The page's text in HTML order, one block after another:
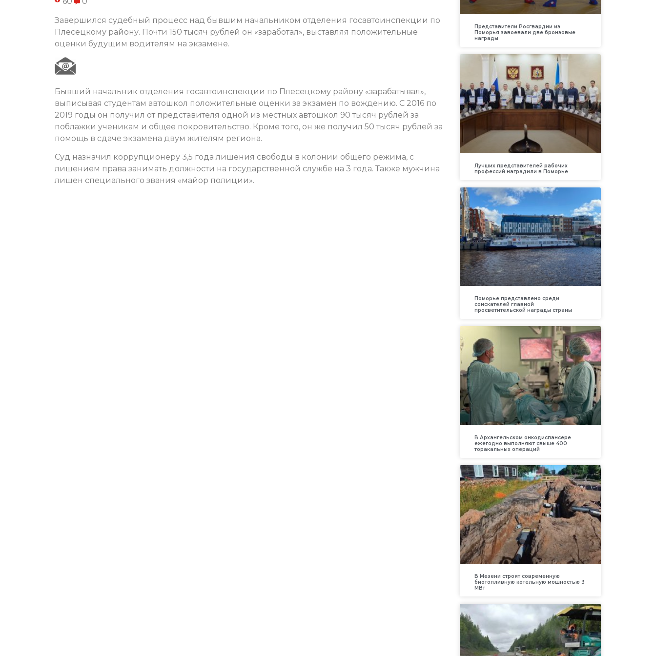
Завершился судебный процесс над бывшим начальником отделения госавтоинспекции по
Плесецкому району. Почти 150 тысяч рублей он «заработал», выставляя положительные
оценки будущим водителям на экзамене.
Бывший начальник отделения госавтоинспекции по Плесецкому району «зарабатывал»,
выписывая студентам автошкол положительные оценки за экзамен по вождению. С 2016 по
2019 годы он получил от представителя одной из местных автошкол 90 тысяч рублей за
поблажки ученикам и общее покровительство. Кроме того, он же получил 50 тысяч рублей за
помощь в сдаче экзамена двум жителям региона.
Суд назначил коррупционеру 3,5 года лишения свободы в колонии общего режима, с
лишением права занимать должности на государственной службе на 3 года. Также мужчина
лишен специального звания «майор полиции».
Представители Росгвардии из
Поморья завоевали две бронзовые
награды
Лучших представителей рабочих
профессий наградили в Поморье
Поморье представлено среди
соискателей главной
просветительской награды страны
В Архангельском онкодиспансере
ежегодно выполняют свыше 400
торакальных операций
В Мезени строят современную
биотопливную котельную мощностью 3
МВт